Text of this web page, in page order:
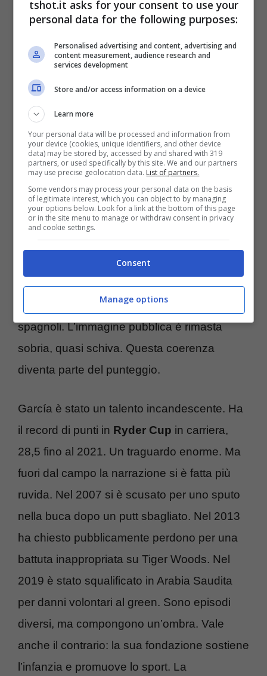
col tempo, la bilancia si muove.
Il fuori campo che pesa
Olazábal ha costruito la sualeggendacon
pazienza. Ha affrontato seri problemi ai piedi
a metà anni ’90, è tornato, ha rivinto. Da
capitano europeo nel 2012, ancora a
Medinah, ha guidato una rimonta epica. Non
è solo tattica: è linguaggio, misura,
responsabilità. Gesti semplici, parole pesate.
Ha sostenuto iniziative benefiche, anche
attraverso eventi condivisi con altri campioni
spagnoli. L’immagine pubblica è rimasta
sobria, quasi schiva. Questa coerenza
diventa parte del punteggio.
García è stato un talento incandescente. Ha
il record di punti in Ryder Cup in carriera,
28,5 fino al 2021. Un traguardo enorme. Ma
fuori dal campo la narrazione si è fatta più
ruvida. Nel 2007 si è scusato per uno sputo
nella buca dopo un putt sbagliato. Nel 2013
ha chiesto pubblicamente perdono per una
battuta inappropriata su Tiger Woods. Nel
2019 è stato squalificato in Arabia Saudita
per danni volontari al green. Sono episodi
diversi, ma compongono un’ombra. Vale
anche il contrario: la sua fondazione sostiene
l’infanzia e promuove lo sport. La
tshot.it asks for your consent to use your
personal data for the following purposes:
Personalised advertising and content, advertising and
content measurement, audience research and
services development
Store and/or access information on a device
Learn more
Your personal data will be processed and information from
your device (cookies, unique identifiers, and other device
data) may be stored by, accessed by and shared with 319
partners, or used specifically by this site. We and our partners
may use precise geolocation data. List of partners.
Some vendors may process your personal data on the basis
of legitimate interest, which you can object to by managing
your options below. Look for a link at the bottom of this page
or in the site menu to manage or withdraw consent in privacy
and cookie settings.
Consent
Manage options